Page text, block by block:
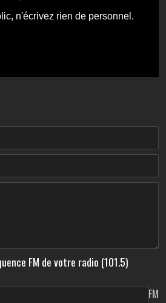
FM de votre radio (101.5)
FM